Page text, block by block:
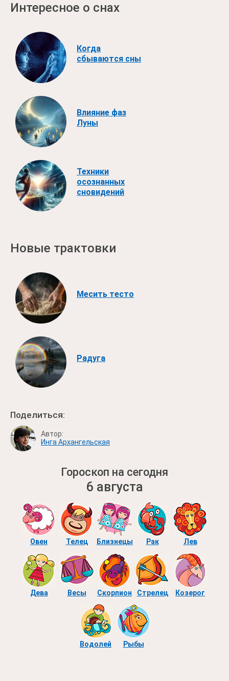
Интересное о снах
Когда
сбываются сны
Влияние фаз
Луны
Техники
осознанных
сновидений
Новые трактовки
Месить тесто
Радуга
Поделиться:
Автор:
Инга Архангельская
Гороскоп на сегодня
6 августа
Овен Телец Близнецы Рак Лев
Дева Весы Скорпион Стрелец Козерог
Водолей Рыбы